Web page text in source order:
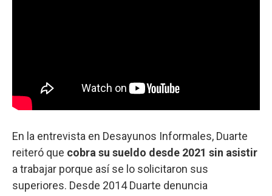
En la entrevista en Desayunos Informales, Duarte
reiteró que cobra su sueldo desde 2021 sin asistir
a trabajar porque así se lo solicitaron sus
superiores. Desde 2014 Duarte denuncia